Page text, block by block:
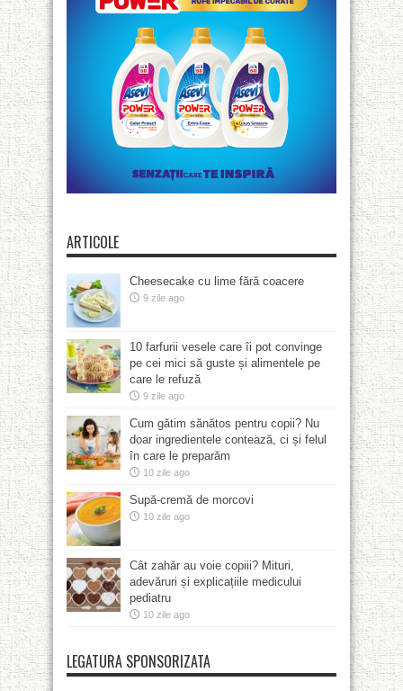
ARTICOLE
Cheesecake cu lime fără coacere
9 zile ago
10 farfurii vesele care îi pot convinge
pe cei mici să guste și alimentele pe
care le refuză
9 zile ago
Cum gătim sănătos pentru copii? Nu
doar ingredientele contează, ci și felul
în care le preparăm
10 zile ago
Supă-cremă de morcovi
10 zile ago
Cât zahăr au voie copiii? Mituri,
adevăruri și explicațiile medicului
pediatru
10 zile ago
LEGATURA SPONSORIZATA